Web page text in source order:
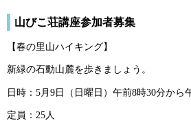
山びこ荘講座参加者募集
【春の里山ハイキング】
新緑の石動山麓を歩きましょう。
日時：5月9日（日曜日）午前8時30分から
定員：25人